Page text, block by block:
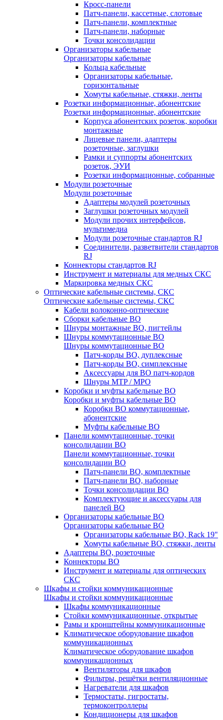
Кросс-панели
Патч-панели, кассетные, слотовые
Патч-панели, комплектные
Патч-панели, наборные
Точки консолидации
Организаторы кабельные
Организаторы кабельные
Кольца кабельные
Организаторы кабельные,
горизонтальные
Хомуты кабельные, стяжки, ленты
Розетки информационные, абонентские
Розетки информационные, абонентские
Корпуса абонентских розеток, коробки
монтажные
Лицевые панели, адаптеры
розеточные, заглушки
Рамки и суппорты абонентских
розеток, ЭУИ
Розетки информационные, собранные
Модули розеточные
Модули розеточные
Адаптеры модулей розеточных
Заглушки розеточных модулей
Модули прочих интерфейсов,
мультимедиа
Модули розеточные стандартов RJ
Соединители, разветвители стандартов
RJ
Коннекторы стандартов RJ
Инструмент и материалы для медных СКС
Маркировка медных СКС
Оптические кабельные системы, СКС
Оптические кабельные системы, СКС
Кабели волоконно-оптические
Сборки кабельные ВО
Шнуры монтажные ВО, пигтейлы
Шнуры коммутационные ВО
Шнуры коммутационные ВО
Патч-корды ВО, дуплексные
Патч-корды ВО, симплексные
Аксессуары для ВО патч-кордов
Шнуры MTP / MPO
Коробки и муфты кабельные ВО
Коробки и муфты кабельные ВО
Коробки ВО коммутационные,
абонентские
Муфты кабельные ВО
Панели коммутационные, точки
консолидации ВО
Панели коммутационные, точки
консолидации ВО
Патч-панели ВО, комплектные
Патч-панели ВО, наборные
Точки консолидации ВО
Комплектующие и аксессуары для
панелей ВО
Организаторы кабельные ВО
Организаторы кабельные ВО
Организаторы кабельные ВО, Rack 19"
Хомуты кабельные ВО, стяжки, ленты
Адаптеры ВО, розеточные
Коннекторы ВО
Инструмент и материалы для оптических
СКС
Шкафы и стойки коммуникационные
Шкафы и стойки коммуникационные
Шкафы коммуникационные
Стойки коммуникационные, открытые
Рамы и кронштейны коммуникационные
Климатическое оборудование шкафов
коммуникационных
Климатическое оборудование шкафов
коммуникационных
Вентиляторы для шкафов
Фильтры, решётки вентиляционные
Нагреватели для шкафов
Термостаты, гигростаты,
термоконтроллеры
Кондиционеры для шкафов